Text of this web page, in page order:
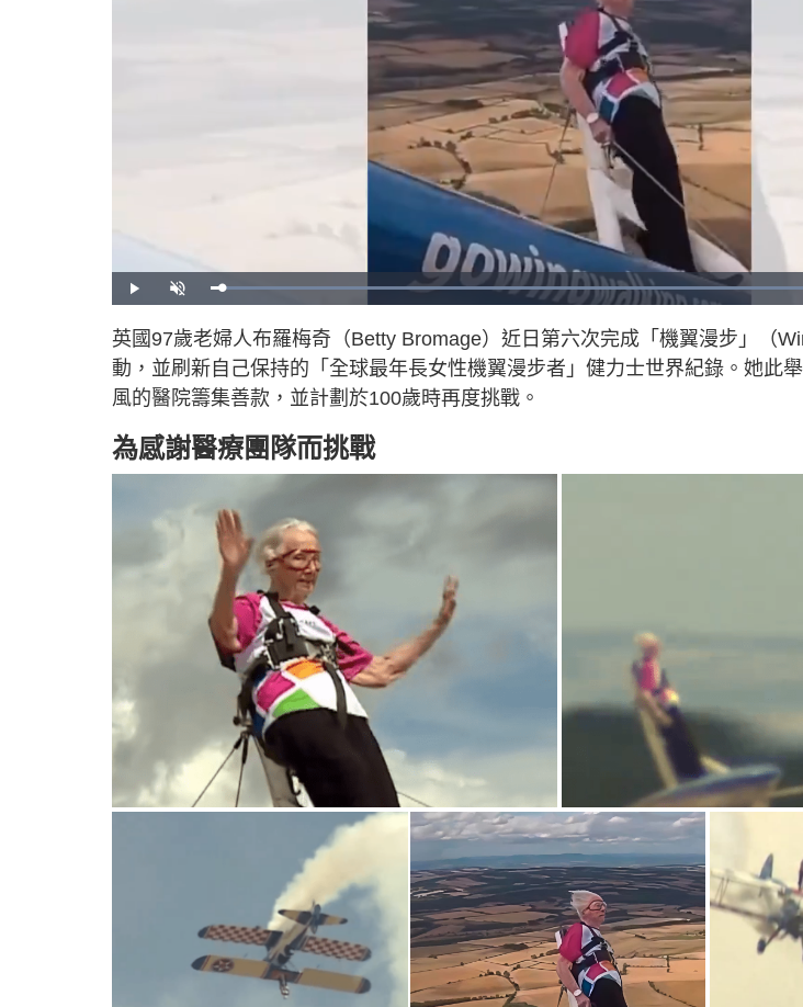
P
l
U
n
u
t
e
L
o
e
d
:
1
英國97歲老婦人布羅梅奇（Betty Bromage）近日第六次完成「機翼漫步」（
動，並刷新自己保持的「全球最年長女性機翼漫步者」健力士世界紀錄。她此
風的醫院籌集善款，並計劃於100歲時再度挑戰。
為感謝醫療團隊而挑戰